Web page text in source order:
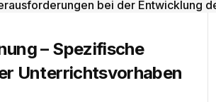
– Spezifische
Unterrichtsvorhaben